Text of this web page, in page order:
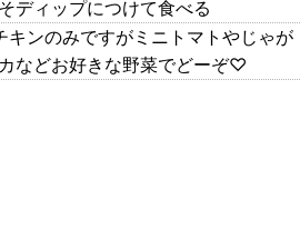
ディップにつけて食べる
ンのみですがミニトマトやじゃが
などお好きな野菜でどーぞ♡